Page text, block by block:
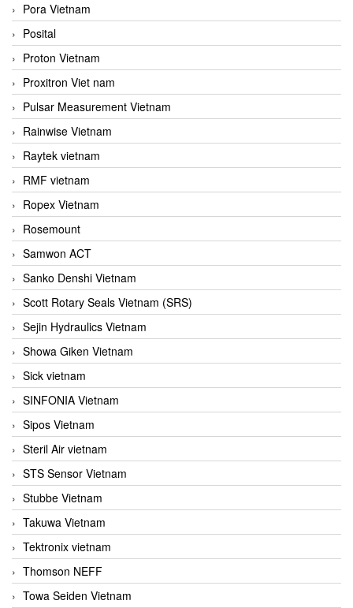
Pora Vietnam
Posital
Proton Vietnam
Proxitron Viet nam
Pulsar Measurement Vietnam
Rainwise Vietnam
Raytek vietnam
RMF vietnam
Ropex Vietnam
Rosemount
Samwon ACT
Sanko Denshi Vietnam
Scott Rotary Seals Vietnam (SRS)
Sejin Hydraulics Vietnam
Showa Giken Vietnam
Sick vietnam
SINFONIA Vietnam
Sipos Vietnam
Steril Air vietnam
STS Sensor Vietnam
Stubbe Vietnam
Takuwa Vietnam
Tektronix vietnam
Thomson NEFF
Towa Seiden Vietnam